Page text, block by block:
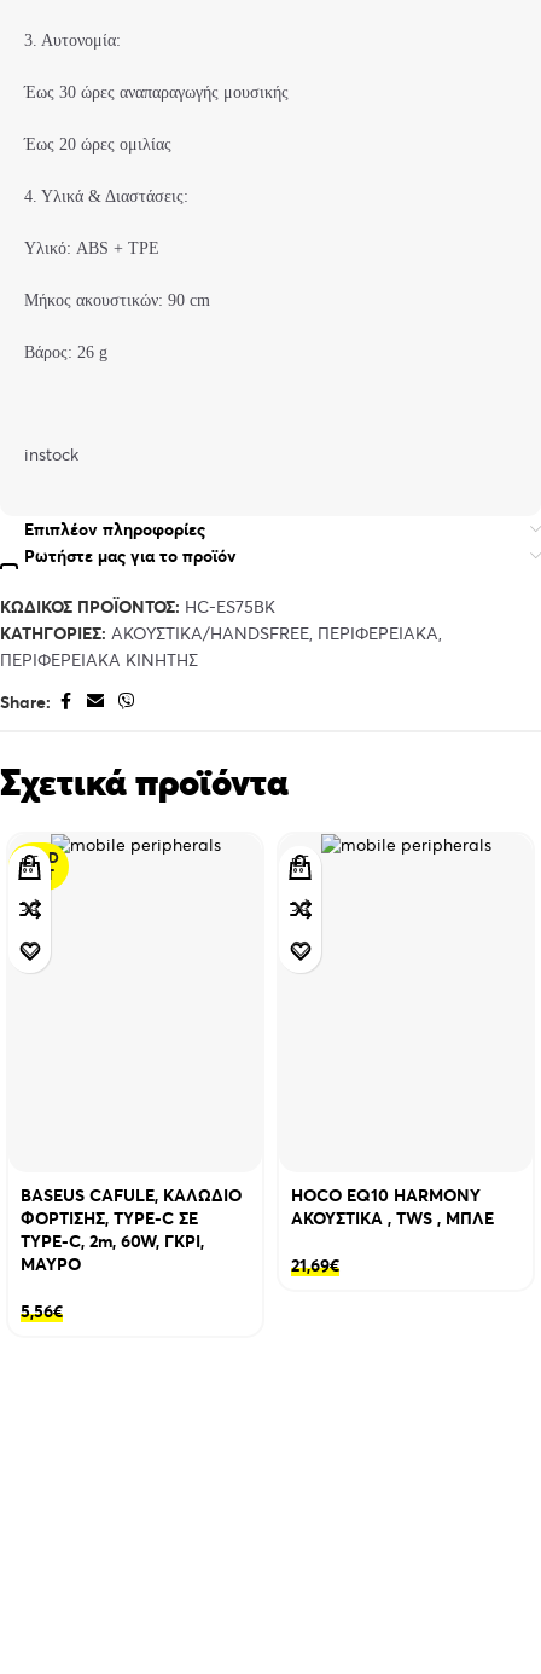
3. Αυτονομία:
Έως 30 ώρες αναπαραγωγής μουσικής
Έως 20 ώρες ομιλίας
4. Υλικά & Διαστάσεις:
Υλικό: ABS + TPE
Μήκος ακουστικών: 90 cm
Βάρος: 26 g
instock
Επιπλέον πληροφορίες
Ρωτήστε μας για το προϊόν
ΚΩΔΙΚΌΣ ΠΡΟΪΌΝΤΟΣ: HC-ES75BK
ΚΑΤΗΓΟΡΊΕΣ: ΑΚΟΥΣΤΙΚΑ/HANDSFREE, ΠΕΡΙΦΕΡΕΙΑΚΑ,
ΠΕΡΙΦΕΡΕΙΑΚΑ ΚΙΝΗΤΗΣ
Share:
Σχετικά προϊόντα
SOLD
OUT
BASEUS CAFULE, ΚΑΛΩΔΙΟ
ΦΟΡΤΙΣΗΣ, TYPE-C ΣΕ
TYPE-C, 2m, 60W, ΓΚΡΙ,
ΜΑΥΡΟ
5,56€
HOCO EQ10 HARMONY
ΑΚΟΥΣΤΙΚΑ , TWS , ΜΠΛΕ
21,69€